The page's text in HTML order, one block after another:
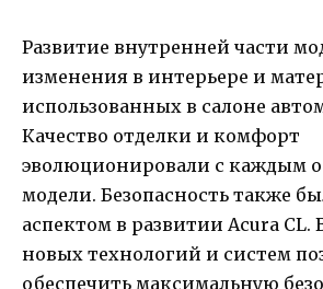
Развитие внутренней части
изменения в интерьере и
использованных в салоне
Качество отделки и комфорт
эволюционировали с каждым
модели. Безопасность также
аспектом в развитии Acura CL.
новых технологий и систем
обеспечить максимальную